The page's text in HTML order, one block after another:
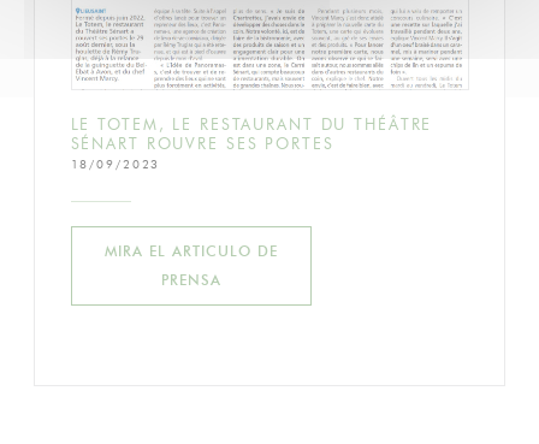
LE TOTEM, LE RESTAURANT DU THÉÂTRE
SÉNART ROUVRE SES PORTES
18/09/2023
MIRA EL ARTICULO DE
PRENSA